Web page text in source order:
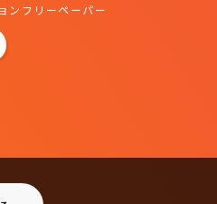
ンフリーペーパー